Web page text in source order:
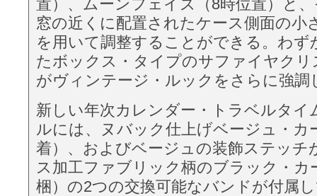
置）、ムーンフェイズ（8時位置）と
窓の近くに配置されたケース側面の小
を用いて調整することができる。わず
たボックス・タイプのサファイヤク
がヴィンテージ・ルックをさらに強調
新しい年次カレンダー・トラベルタイ
ルには、ヌバック仕上げベージュ・カ
着）、およびベージュの装飾ステッチ
ス加工ファブリック柄のブラック・カ
梱）の2つの交換可能なバンドが付属